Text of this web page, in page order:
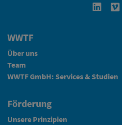
WWTF
Über uns
Team
WWTF GmbH: Services & Studien
Förderung
Unsere Prinzipien